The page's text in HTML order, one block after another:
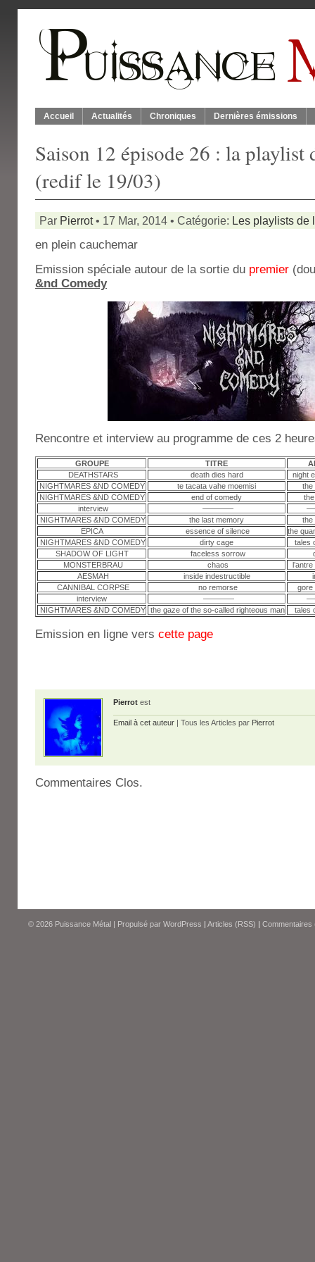
Accueil Actualités Chroniques Dernières émissions
Saison 12 épisode 26 : la playlist
(redif le 19/03)
Par Pierrot• 17 Mar, 2014 • Catégorie: Les playlists de
en plein cauchemar
Emission spéciale autour de la sortie du premier
&nd Comedy
Rencontre et interview au programme de ces 2
GROUPE TITRE
DEATHSTARS
death dies hard
night
NIGHTMARES &ND COMEDY
te tacata vahe moemisi
the
NIGHTMARES &ND COMEDY
end of comedy
interview
————
NIGHTMARES &ND COMEDY
the last memory
the
EPICA
essence of silence
the
NIGHTMARES &ND COMEDY
dirty cage
tales
SHADOW OF LIGHT
faceless sorrow
MONSTERBRAU
chaos
AESMAH
inside indestructible
CANNIBAL CORPSE
no remorse
gore
interview
————
NIGHTMARES &ND COMEDY the gaze of the so-called righteous man tales
Emission en ligne vers cette page
Pierrot est
Email à cet auteur | Tous les Articles par Pierrot
Commentaires Clos.
© 2026 Puissance Métal | Propulsé par WordPress | Articles (RSS) | Commentaires